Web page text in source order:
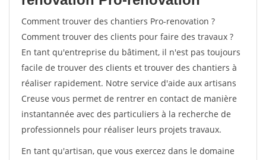
Comment trouver des chantiers Pro-renovation ?
Comment trouver des clients pour faire des travaux ?
En tant qu'entreprise du bâtiment, il n'est pas toujours
facile de trouver des clients et trouver des chantiers à
réaliser rapidement. Notre service d'aide aux artisans
Creuse vous permet de rentrer en contact de manière
instantannée avec des particuliers à la recherche de
professionnels pour réaliser leurs projets travaux.
En tant qu'artisan, que vous exercez dans le domaine